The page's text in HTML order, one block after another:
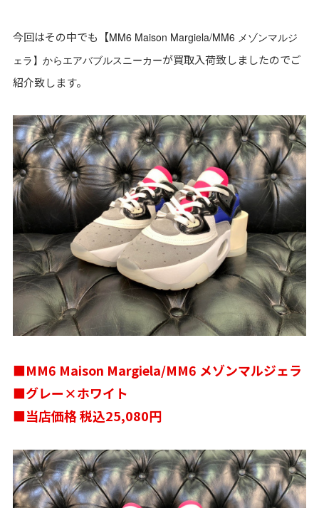
今回はその中でも【MM6 Maison Margiela/MM6 メゾンマルジ
ェラ】からエアバブルスニーカーが買取入荷致しましたのでご
紹介致します。
■MM6 Maison Margiela/MM6 メゾンマルジェラ
■グレー×ホワイト
■当店価格 税込25,080円